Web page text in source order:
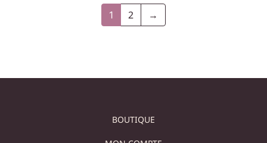
1 2 →
BOUTIQUE